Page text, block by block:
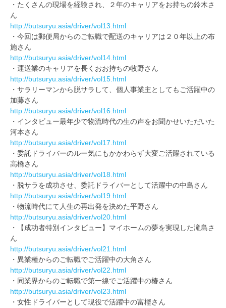
・たくさんの現場を経験され、２年のキャリアをお持ちの鈴木さ
ん
http://butsuryu.asia/driver/vol13.html
・今回は郵便局からのご転職で配送のキャリアは２０年以上の布
施さん
http://butsuryu.asia/driver/vol14.html
・運送業のキャリアを長くおお持ちの牧野さん
http://butsuryu.asia/driver/vol15.html
・サラリーマンから脱サラして、個人事業主としてもご活躍中の
加藤さん
http://butsuryu.asia/driver/vol16.html
・インタビュー最年少で物流時代の生の声をお聞かせいただいた
河本さん
http://butsuryu.asia/driver/vol17.html
・委託ドライバーのルー気にもかかわらず大変ご活躍されている
高橋さん
http://butsuryu.asia/driver/vol18.html
・脱サラを成功させ、委託ドライバーとして活躍中の中島さん
http://butsuryu.asia/driver/vol19.html
・物流時代にて人生の再出発を決めた平野さん
http://butsuryu.asia/driver/vol20.html
・【成功者特別インタビュー】マイホームの夢を実現した滝島さ
ん
http://butsuryu.asia/driver/vol21.html
・異業種からのご転職でご活躍中の大角さん
http://butsuryu.asia/driver/vol22.html
・同業界からのご転職で第一線でご活躍中の椿さん
http://butsuryu.asia/driver/vol23.html
・女性ドライバーとして現役で活躍中の富樫さん